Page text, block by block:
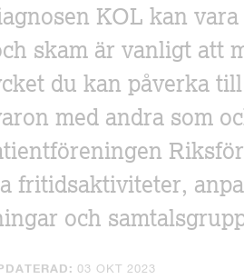
KOL kan
skam är vanligt att
du kan påverka
med andra som
fritidsaktiviteter,
och
03 OKT 2023